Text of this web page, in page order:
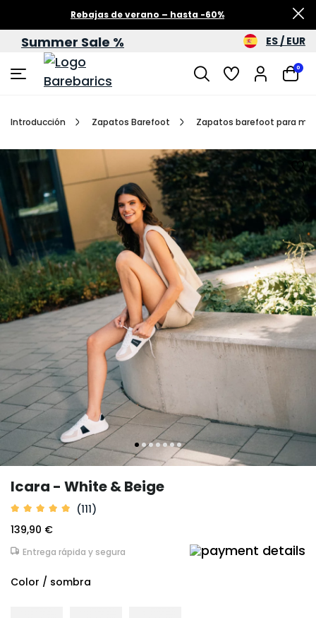
Rebajas de verano – hasta -60%
Summer Sale % ES / EUR
0
Introducción Zapatos Barefoot Zapatos barefoot para
Icara - White & Beige
(111)
139,90 €
Entrega rápida y segura
Color / sombra